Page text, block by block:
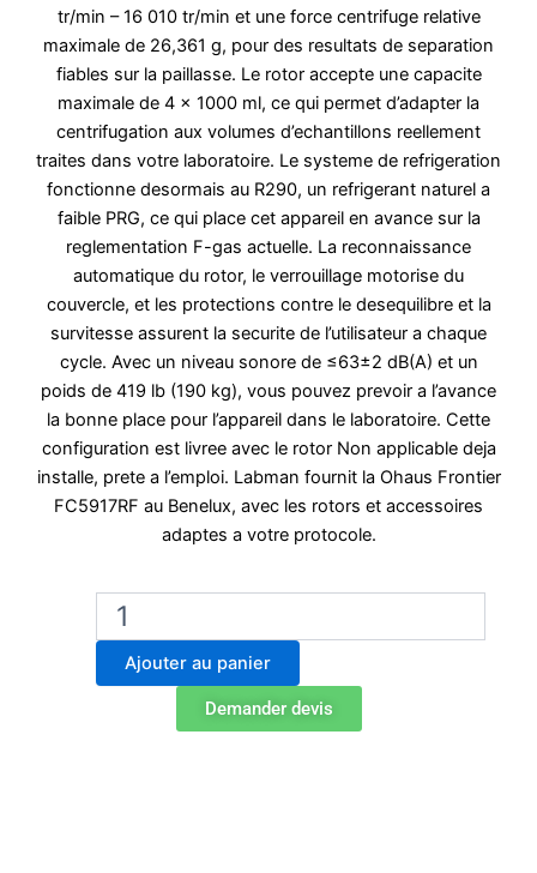
tr/min – 16 010 tr/min et une force centrifuge relative
maximale de 26,361 g, pour des resultats de separation
fiables sur la paillasse. Le rotor accepte une capacite
maximale de 4 x 1000 ml, ce qui permet d’adapter la
centrifugation aux volumes d’echantillons reellement
traites dans votre laboratoire. Le systeme de refrigeration
fonctionne desormais au R290, un refrigerant naturel a
faible PRG, ce qui place cet appareil en avance sur la
reglementation F-gas actuelle. La reconnaissance
automatique du rotor, le verrouillage motorise du
couvercle, et les protections contre le desequilibre et la
survitesse assurent la securite de l’utilisateur a chaque
cycle. Avec un niveau sonore de ≤63±2 dB(A) et un
poids de 419 lb (190 kg), vous pouvez prevoir a l’avance
la bonne place pour l’appareil dans le laboratoire. Cette
configuration est livree avec le rotor Non applicable deja
installe, prete a l’emploi. Labman fournit la Ohaus Frontier
FC5917RF au Benelux, avec les rotors et accessoires
adaptes a votre protocole.
quantité
Ohaus
Frontier
Ajouter au panier
Demander devis